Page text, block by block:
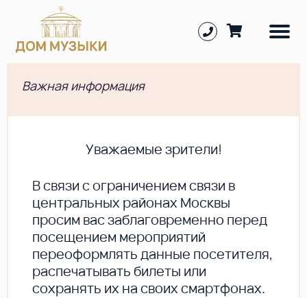
Важная информация
Уважаемые зрители!
В cвязи с ограничением связи в
центральных районах Москвы
просим вас заблаговременно перед
посещением мероприятий
переоформлять данные посетителя,
распечатывать билеты или
сохранять их на своих смартфонах.